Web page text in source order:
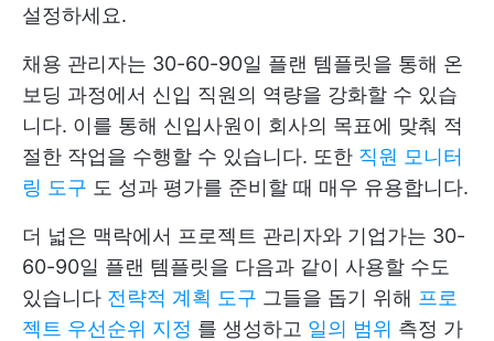
설정하세요.
채용 관리자는 30-60-90일 플랜 템플릿을 통해 온
보딩 과정에서 신입 직원의 역량을 강화할 수 있습
니다. 이를 통해 신입사원이 회사의 목표에 맞춰 적
절한 작업을 수행할 수 있습니다. 또한 직원 모니터
링 도구 도 성과 평가를 준비할 때 매우 유용합니다.
더 넓은 맥락에서 프로젝트 관리자와 기업가는 30-
60-90일 플랜 템플릿을 다음과 같이 사용할 수도
있습니다 전략적 계획 도구 그들을 돕기 위해 프로
젝트 우선순위 지정 를 생성하고 일의 범위 측정 가